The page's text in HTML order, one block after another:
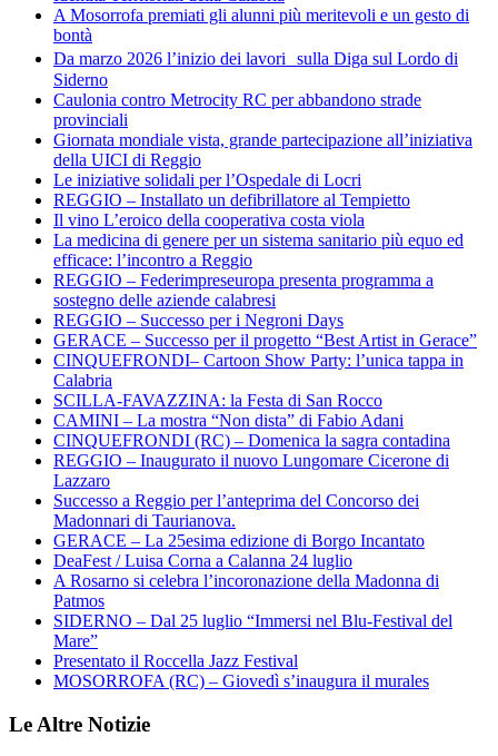
A Mosorrofa premiati gli alunni più meritevoli e un gesto di
bontà
Da marzo 2026 l’inizio dei lavori sulla Diga sul Lordo di
Siderno
Caulonia contro Metrocity RC per abbandono strade
provinciali
Giornata mondiale vista, grande partecipazione all’iniziativa
della UICI di Reggio
Le iniziative solidali per l’Ospedale di Locri
REGGIO – Installato un defibrillatore al Tempietto
Il vino L’eroico della cooperativa costa viola
La medicina di genere per un sistema sanitario più equo ed
efficace: l’incontro a Reggio
REGGIO – Federimpreseuropa presenta programma a
sostegno delle aziende calabresi
REGGIO – Successo per i Negroni Days
GERACE – Successo per il progetto “Best Artist in Gerace”
CINQUEFRONDI– Cartoon Show Party: l’unica tappa in
Calabria
SCILLA-FAVAZZINA: la Festa di San Rocco
CAMINI – La mostra “Non dista” di Fabio Adani
CINQUEFRONDI (RC) – Domenica la sagra contadina
REGGIO – Inaugurato il nuovo Lungomare Cicerone di
Lazzaro
Successo a Reggio per l’anteprima del Concorso dei
Madonnari di Taurianova.
GERACE – La 25esima edizione di Borgo Incantato
DeaFest / Luisa Corna a Calanna 24 luglio
A Rosarno si celebra l’incoronazione della Madonna di
Patmos
SIDERNO – Dal 25 luglio “Immersi nel Blu-Festival del
Mare”
Presentato il Roccella Jazz Festival
MOSORROFA (RC) – Giovedì s’inaugura il murales
Le Altre Notizie